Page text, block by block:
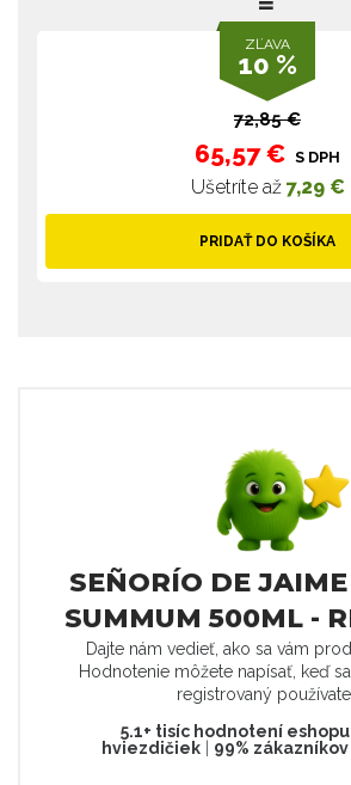
ZĽAVA
10 %
72,85 €
65,57 € S DPH
Ušetríte až 7,29 €
PRIDAŤ DO KOŠÍKA
SEÑORÍO DE
SUMMUM 500ML -
Dajte nám vedieť, ako sa vám
Hodnotenie môžete napísať, keď
registrovaný
5.1+ tisíc hodnotení eshopu
hviezdičiek| 99%